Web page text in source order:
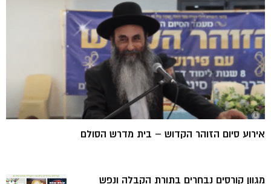
אירוע סיום הזוהר הקדוש – בית מדרש הסולם
מגוון קורסים נבחרים בתורת הקבלה ונפש